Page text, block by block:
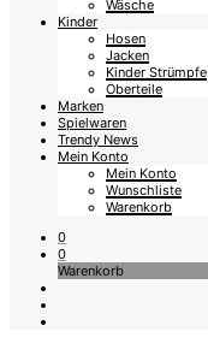
Wäsche
Kinder
Hosen
Jacken
Kinder Strümpfe
Oberteile
Marken
Spielwaren
Trendy News
Mein Konto
Mein Konto
Wunschliste
Warenkorb
0
0
Warenkorb